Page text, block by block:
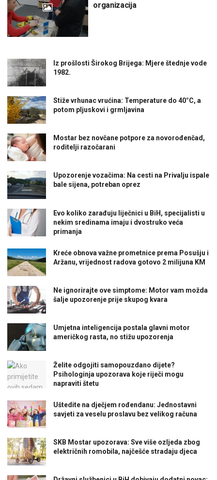
organizacija
Iz prošlosti Širokog Brijega: Mjere štednje vode
1982.
Stiže vrhunac vrućina: Temperature do 40°C, a
potom pljuskovi i grmljavina
Mostar bez novčane potpore za novorođenčad,
roditelji razočarani
Upozorenje vozačima: Na cesti na Privalju ispale
bale sijena, potreban oprez
Evo koliko zarađuju liječnici u BiH, specijalisti u
nekim sredinama imaju i dvostruko veća
primanja
Kreće obnova važne prometnice prema Posušju i
Aržanu, vrijednost radova gotovo 2 milijuna KM
Ne ignorirajte ove simptome: Motor vam možda
šalje upozorenje prije skupog kvara
Umjetna inteligencija postala glavni motor
američkog rasta, no stižu upozorenja
Želite odgojiti samopouzdano dijete?
Psihologinja upozorava koje riječi mogu
napraviti štetu
Uštedite na dječjem rođendanu: Jednostavni
savjeti za veselu proslavu bez velikog računa
SKB Mostar upozorava: Sve više ozljeda zbog
električnih romobila, najčešće stradaju djeca